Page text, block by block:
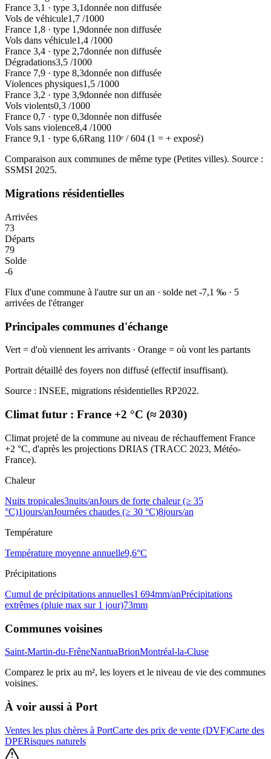
France 3,1 · type 3,1donnée non diffusée
Vols de véhicule1,7 /1000
France 1,8 · type 1,9donnée non diffusée
Vols dans véhicule1,4 /1000
France 3,4 · type 2,7donnée non diffusée
Dégradations3,5 /1000
France 7,9 · type 8,3donnée non diffusée
Violences physiques1,5 /1000
France 3,2 · type 3,9donnée non diffusée
Vols violents0,3 /1000
France 0,7 · type 0,3donnée non diffusée
Vols sans violence8,4 /1000
France 9,1 · type 6,6Rang 110ᵉ /604 (1 = + exposé)
Comparaison aux communes de même type (Petites villes). Source :
SSMSI 2025.
Migrations résidentielles
Arrivées
73
Départs
79
Solde
-6
Flux d'une commune à l'autre sur un an · solde net -7,1 ‰ · 5
arrivées de l'étranger
Principales communes d'échange
Vert = d'où viennent les arrivants · Orange = où vont les partants
Portrait détaillé des foyers non diffusé (effectif insuffisant).
Source : INSEE, migrations résidentielles RP2022.
Climat futur : France +2 °C (≈ 2030)
Climat projeté de la commune au niveau de réchauffement France
+2 °C, d'après les projections DRIAS (TRACC 2023, Météo-
France).
Chaleur
Nuits tropicales3nuits/anJours de forte chaleur (≥ 35
°C)1jours/anJournées chaudes (≥ 30 °C)8jours/an
Température
Température moyenne annuelle9,6°C
Précipitations
Cumul de précipitations annuelles1 694mm/anPrécipitations
extrêmes (pluie max sur 1 jour)73mm
Communes voisines
Saint-Martin-du-FrêneNantuaBrionMontréal-la-Cluse
Comparez le prix au m², les loyers et le niveau de vie des communes
voisines.
À voir aussi à Port
Ventes les plus chères à PortCarte des prix de vente (DVF)Carte des
DPERisques naturels